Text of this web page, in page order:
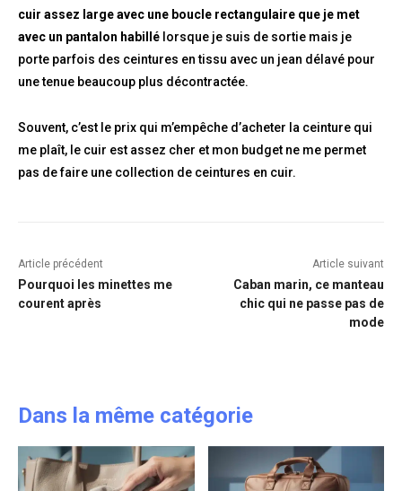
cuir assez large avec une boucle rectangulaire que je met
avec un pantalon habillé lorsque je suis de sortie mais je
porte parfois des ceintures en tissu avec un jean délavé pour
une tenue beaucoup plus décontractée.
Souvent, c’est le prix qui m’empêche d’acheter la ceinture qui
me plaît, le cuir est assez cher et mon budget ne me permet
pas de faire une collection de ceintures en cuir.
Article précédent
Pourquoi les minettes me
courent après
Article suivant
Caban marin, ce manteau
chic qui ne passe pas de
mode
Dans la même catégorie